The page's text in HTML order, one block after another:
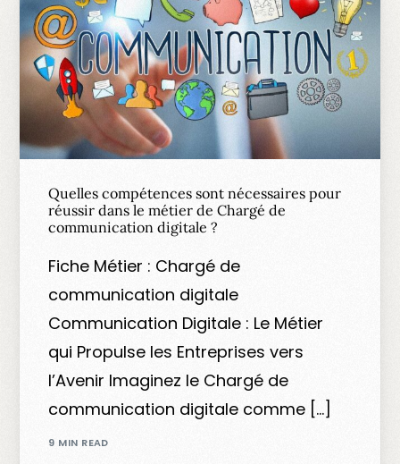
Quelles compétences sont nécessaires pour
réussir dans le métier de Chargé de
communication digitale ?
Fiche Métier : Chargé de
communication digitale
Communication Digitale : Le Métier
qui Propulse les Entreprises vers
l’Avenir Imaginez le Chargé de
communication digitale comme […]
9 MIN READ